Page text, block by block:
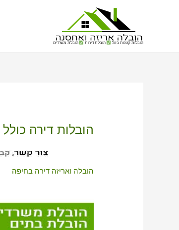
הובלות קטנות בזול הובלת דירות הובלת משרדים
הובלות דירה כולל
הובלה ואריזה דירה בחיפה